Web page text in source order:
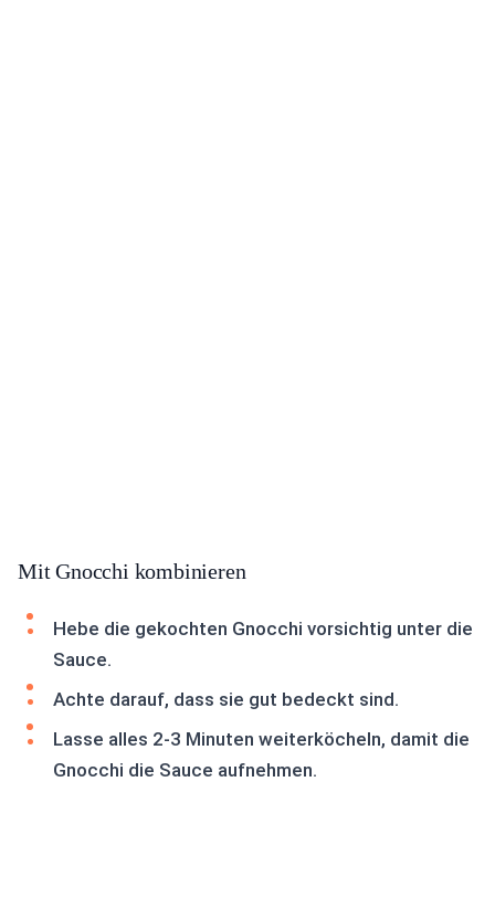
Mit Gnocchi kombinieren
Hebe die gekochten Gnocchi vorsichtig unter die
Sauce.
Achte darauf, dass sie gut bedeckt sind.
Lasse alles 2-3 Minuten weiterköcheln, damit die
Gnocchi die Sauce aufnehmen.